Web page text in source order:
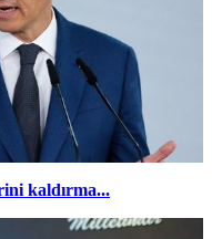
kaldırma...